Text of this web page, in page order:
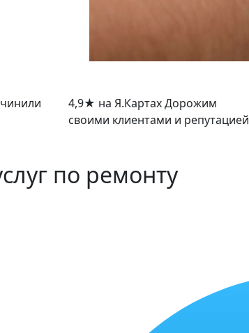
4,9★ на Я.КартахДорожим
своими клиентами и репутацией
по ремонту